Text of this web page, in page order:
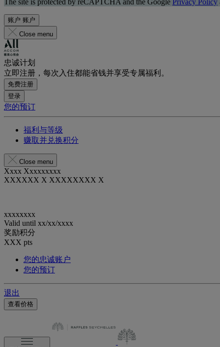
The site is protected by reCAPTCHA and the Google Privacy Policy
账户 账户
Close menu
忠诚计划
立即注册，每次入住都能省钱并享受专属福利。
免费注册
登录
您的预订
福利与等级
赚取并兑换积分
Close menu
Xxxx Xxxxxxxxx
XXXXXX X XXXXXXXX X
xxxxxxxx
Valid until xx/xx/xxxx
奖励积分
XXX pts
您的忠诚账户
您的预订
退出
查看价格